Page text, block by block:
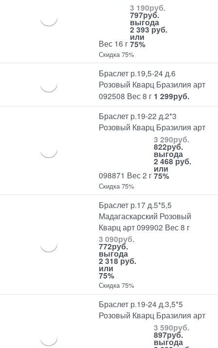
Вес 16 г
3 190руб.
797руб.
выгода
2 393 руб.
или
75%
Скидка 75%
Браслет р.19,5-24 д.6
Розовый Кварц Бразилия арт
092508 Вес 8 г 1 299руб.
Браслет р.19-22 д.2*3
Розовый Кварц Бразилия арт
098871 Вес 2 г
3 290руб.
822руб.
выгода
2 468 руб.
или
75%
Скидка 75%
Браслет р.17 д.5*5,5
Мадагаскарский Розовый
Кварц арт 099902 Вес 8 г
3 090руб.
772руб.
выгода
2 318 руб.
или
75%
Скидка 75%
Браслет р.19-24 д.3,5*5
Розовый Кварц Бразилия арт
3 590руб.
897руб.
выгода